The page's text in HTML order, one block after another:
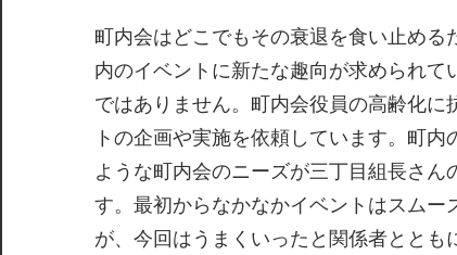
町内会はどこでもその衰退を食い止め
内のイベントに新たな趣向が求められ
ではありません。町内会役員の高齢化
トの企画や実施を依頼しています。町
ような町内会のニーズが三丁目組長さ
す。最初からなかなかイベントはスム
が、今回はうまくいったと関係者ととも